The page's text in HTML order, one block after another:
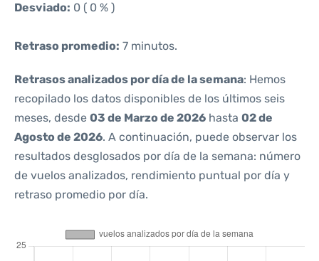
Desviado: 0 ( 0 % )
Retraso promedio: 7 minutos.
Retrasos analizados por día de la semana: Hemos
recopilado los datos disponibles de los últimos seis
meses, desde 03 de Marzo de 2026 hasta 02 de
Agosto de 2026. A continuación, puede observar los
resultados desglosados por día de la semana: número
de vuelos analizados, rendimiento puntual por día y
retraso promedio por día.